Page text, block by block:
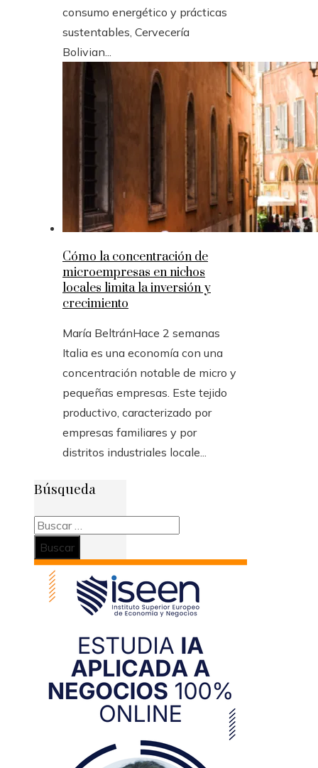
consumo energético y prácticas
sustentables, Cervecería
Bolivian...
Cómo la concentración de
microempresas en nichos
locales limita la inversión y
crecimiento
María BeltránHace 2 semanas
Italia es una economía con una
concentración notable de micro y
pequeñas empresas. Este tejido
productivo, caracterizado por
empresas familiares y por
distritos industriales locale...
Búsqueda
Buscar: